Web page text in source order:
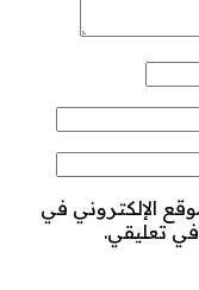
الإلكتروني في
في تعليقي.